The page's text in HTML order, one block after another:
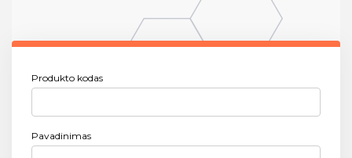
Produkto kodas
Pavadinimas